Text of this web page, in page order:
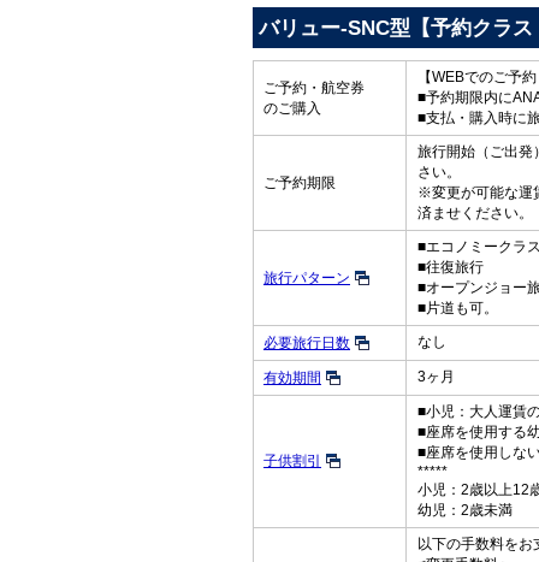
バリュー-SNC型【予約クラス
ご予約・航空券
のご購入
【WEBでのご予
■予約期限内に
■支払・購入時に
ご予約期限
旅行開始（ご出発
さい。
※変更が可能な運
済ませください。
旅行パターン
■エコノミークラ
■往復旅行
■オープンジョー
■片道も可。
必要旅行日数 なし
有効期間 3ヶ月
子供割引
■小児：大人運賃
■座席を使用する
■座席を使用しな
*****
小児：2歳以上12
幼児：2歳未満
以下の手数料を